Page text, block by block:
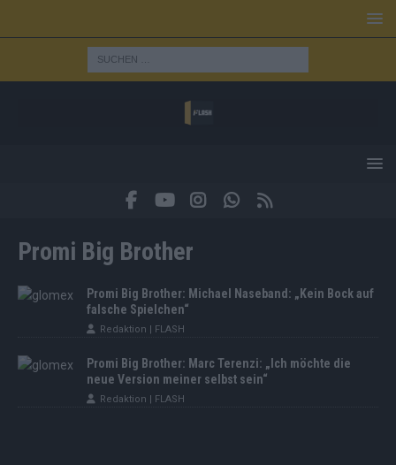
Promi Big Brother
Promi Big Brother: Michael Naseband: „Kein Bock auf
falsche Spielchen“
Redaktion | FLASH
Promi Big Brother: Marc Terenzi: „Ich möchte die
neue Version meiner selbst sein“
Redaktion | FLASH